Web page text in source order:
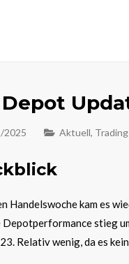
2025 Aktuell,
Handelswoche kam es
Depotperformance stieg
Relativ wenig, da es